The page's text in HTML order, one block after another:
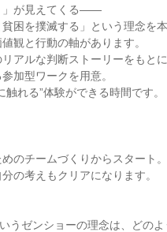
」が見えてくる――
困を撲滅する」という理念を
観と行動の軸があります。
アルな判断ストーリーをもとに
加型ワークを用意。
れる”体験ができる時間です。
のチームづくりからスタート。
の考えもクリアになります。
うゼンショーの理念は、どの